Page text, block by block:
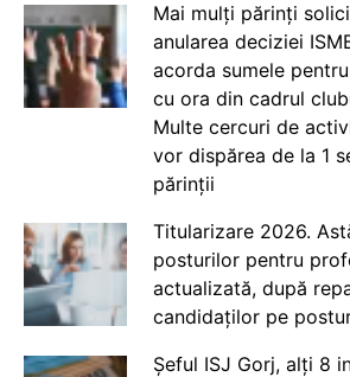
Mai mulți părinți
anularea deciziei
acorda sumele
cu ora din cadrul
Multe cercuri de
vor dispărea de la 1
părinții
Titularizare 2026.
posturilor pentru
actualizată, după
candidaților pe
Șeful ISJ Gorj, alți 8